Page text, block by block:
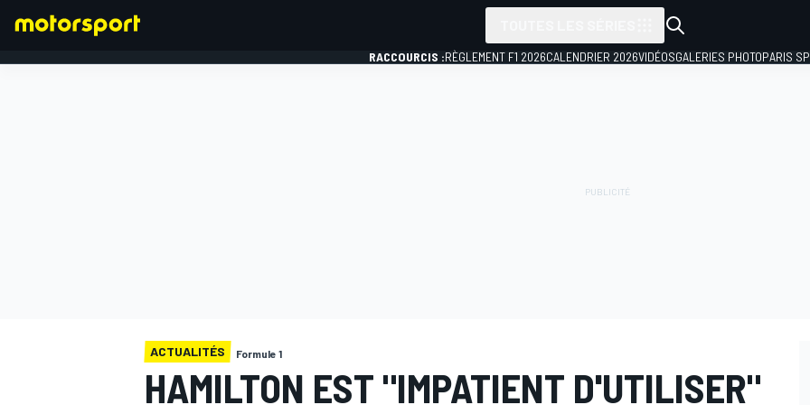
RACCOURCIS :RÈGLEMENT F1 2026CALENDRIER 2026VIDÉOSGALERIES PHOTOPARIS
ACTUALITÉS Formule 1
HAMILTON EST "IMPATIENT D'UTILISER"